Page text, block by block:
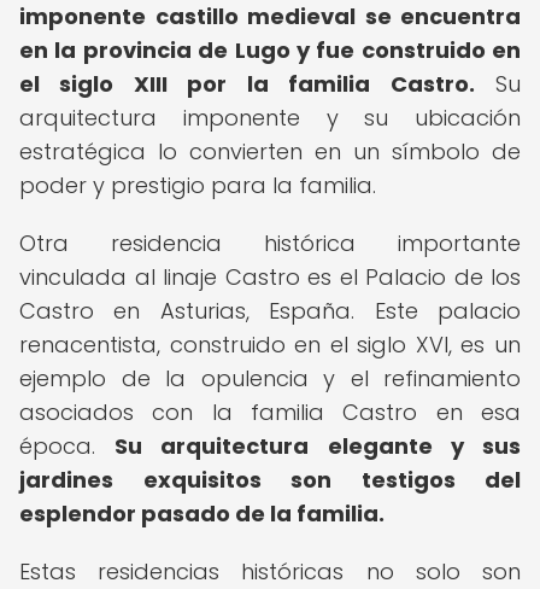
imponente castillo medieval se encuentra
en la provincia de Lugo y fue construido en
el siglo XIII por la familia Castro. Su
arquitectura imponente y su ubicación
estratégica lo convierten en un símbolo de
poder y prestigio para la familia.
Otra residencia histórica importante
vinculada al linaje Castro es el Palacio de los
Castro en Asturias, España. Este palacio
renacentista, construido en el siglo XVI, es un
ejemplo de la opulencia y el refinamiento
asociados con la familia Castro en esa
época. Su arquitectura elegante y sus
jardines exquisitos son testigos del
esplendor pasado de la familia.
Estas residencias históricas no solo son